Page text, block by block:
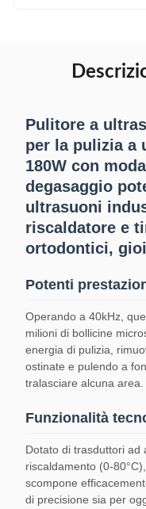
Pulitore a
per la pulizia a
180W con
degasaggio
ultrasuoni
riscaldatore e
ortodontici,
Potenti
Operando a 40kHz,
milioni di bollicine
energia di pulizia,
ostinate e pulendo a
tralasciare alcuna area.
Funzionalità
Dotato di trasduttori ad
riscaldamento (0-
scompone
di precisione sia per